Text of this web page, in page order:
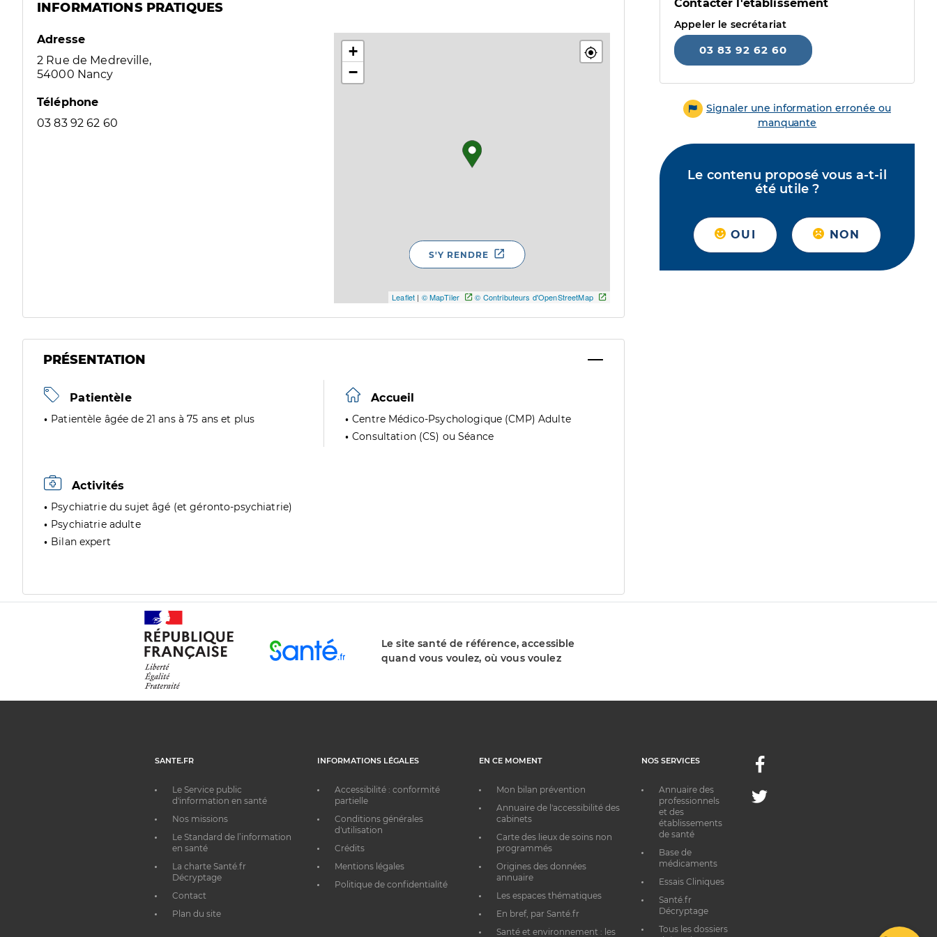
INFORMATIONS PRATIQUES
Adresse
2 Rue de Medreville,
54000 Nancy
Téléphone
03 83 92 62 60
+
−
Leaflet | © MapTiler © Contributeurs d'OpenStreetMap
S'Y RENDRE
PRÉSENTATION
Patientèle
Patientèle âgée de 21 ans à 75 ans et plus
Accueil
Centre Médico-Psychologique (CMP) Adulte
Consultation (CS) ou Séance
Activités
Psychiatrie du sujet âgé (et géronto-psychiatrie)
Psychiatrie adulte
Bilan expert
Contacter l'établissement
Appeler le secrétariat
03 83 92 62 60
Signaler une information erronée ou
manquante
Le contenu proposé vous a-t-il
été utile ?
OUI NON
Le site santé de référence, accessible
quand vous voulez, où vous voulez
SANTE.FR
Le Service public
d'information en santé
Nos missions
Le Standard de l’information
en santé
La charte Santé.fr
Décryptage
Contact
Plan du site
INFORMATIONS LÉGALES
Accessibilité : conformité
partielle
Conditions générales
d'utilisation
Crédits
Mentions légales
Politique de confidentialité
EN CE MOMENT
Mon bilan prévention
Annuaire de l'accessibilité des
cabinets
Carte des lieux de soins non
programmés
Origines des données
annuaire
Les espaces thématiques
En bref, par Santé.fr
Santé et environnement : les
NOS SERVICES
Annuaire des
professionnels
et des
établissements
de santé
Base de
médicaments
Essais Cliniques
Santé.fr
Décryptage
Tous les dossiers
Facebook
Twitter